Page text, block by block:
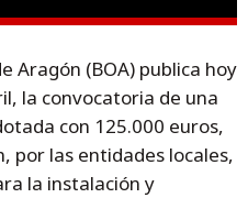
Aragón (BOA) publica hoy
la convocatoria de una
con 125.000 euros,
por las entidades locales,
la instalación y